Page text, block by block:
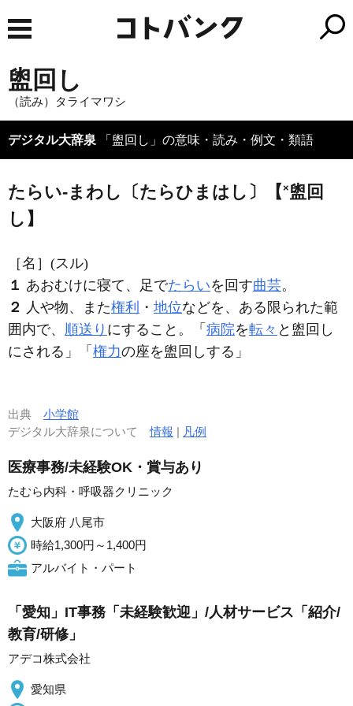
盥回し
（読み）タライマワシ
デジタル大辞泉 「盥回し」の意味・読み・例文・類語
たらい‐まわし〔たらひまはし〕【 × 盥回
し】
［名］ (スル)
１ あおむけに寝て、足でたらいを回す曲芸。
２ 人や物、また権利 ・ 地位などを、ある限られた範
囲内で、 順送り にすること。「 病院を転々 と 盥回し
にされる」「 権力の座を盥回しする」
出典 小学館
デジタル大辞泉について情報 | 凡例
医療事務/未経験OK・賞与あり
たむら内科・呼吸器クリニック
大阪府 八尾市
時給1,300円～1,400円
アルバイト・パート
「愛知」IT事務「未経験歓迎」/人材サービス「紹介/
教育/研修」
アデコ株式会社
愛知県